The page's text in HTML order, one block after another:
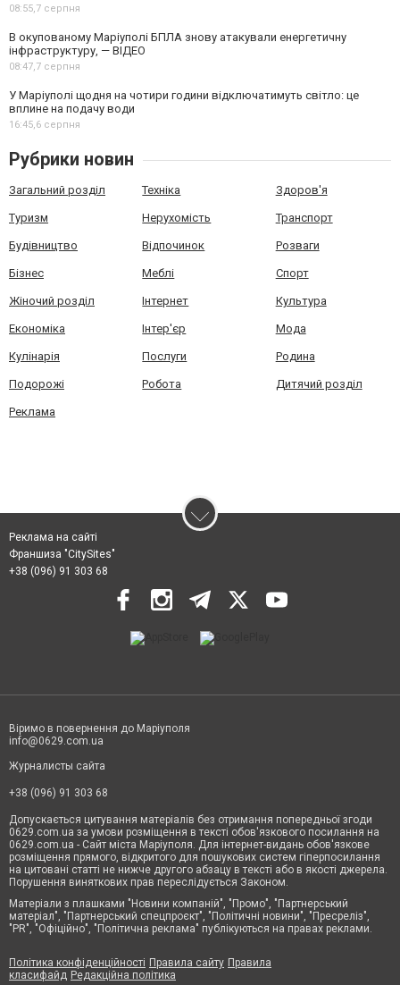
08:55,7 серпня
В окупованому Маріуполі БПЛА знову атакували енергетичну
інфраструктуру, — ВІДЕО
08:47,7 серпня
У Маріуполі щодня на чотири години відключатимуть світло: це
вплине на подачу води
16:45,6 серпня
Рубрики новин
Загальний розділ Техніка Здоров'я
Туризм Нерухомість Транспорт
Будівництво Відпочинок Розваги
Бізнес Меблі Спорт
Жіночий розділ Інтернет Культура
Економіка Інтер'єр Мода
Кулінарія Послуги Родина
Подорожі Робота Дитячий розділ
Реклама
Реклама на сайті
Франшиза "CitySites"
+38 (096) 91 303 68
Віримо в повернення до Маріуполя
info@0629.com.ua
Журналисты сайта
+38 (096) 91 303 68
Допускається цитування матеріалів без отримання попередньої згоди
0629.com.ua за умови розміщення в тексті обов'язкового посилання на
0629.com.ua - Сайт міста Маріуполя. Для інтернет-видань обов'язкове
розміщення прямого, відкритого для пошукових систем гіперпосилання
на цитовані статті не нижче другого абзацу в тексті або в якості джерела.
Порушення виняткових прав переслідується Законом.
Матеріали з плашками "Новини компаній", "Промо", "Партнерський
матеріал", "Партнерський спецпроєкт", "Політичні новини", "Пресреліз",
"PR", "Офіційно", "Політична реклама" публікуються на правах реклами.
Політика конфіденційності Правила сайту Правила
класифайд Редакційна політика